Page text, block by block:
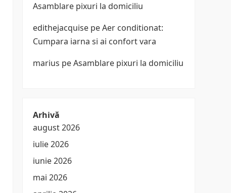
Asamblare pixuri la domiciliu
edithejacquise peAer conditionat:
Cumpara iarna si ai confort vara
marius peAsamblare pixuri la domiciliu
Arhivă
august 2026
iulie 2026
iunie 2026
mai 2026